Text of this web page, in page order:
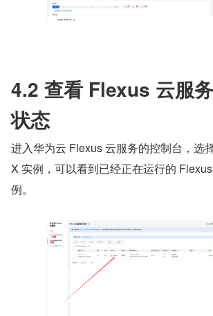
4.2 查看 Flexus 云服
状态
进入华为云 Flexus 云服务的控制台，选
X 实例，可以看到已经正在运行的
例。